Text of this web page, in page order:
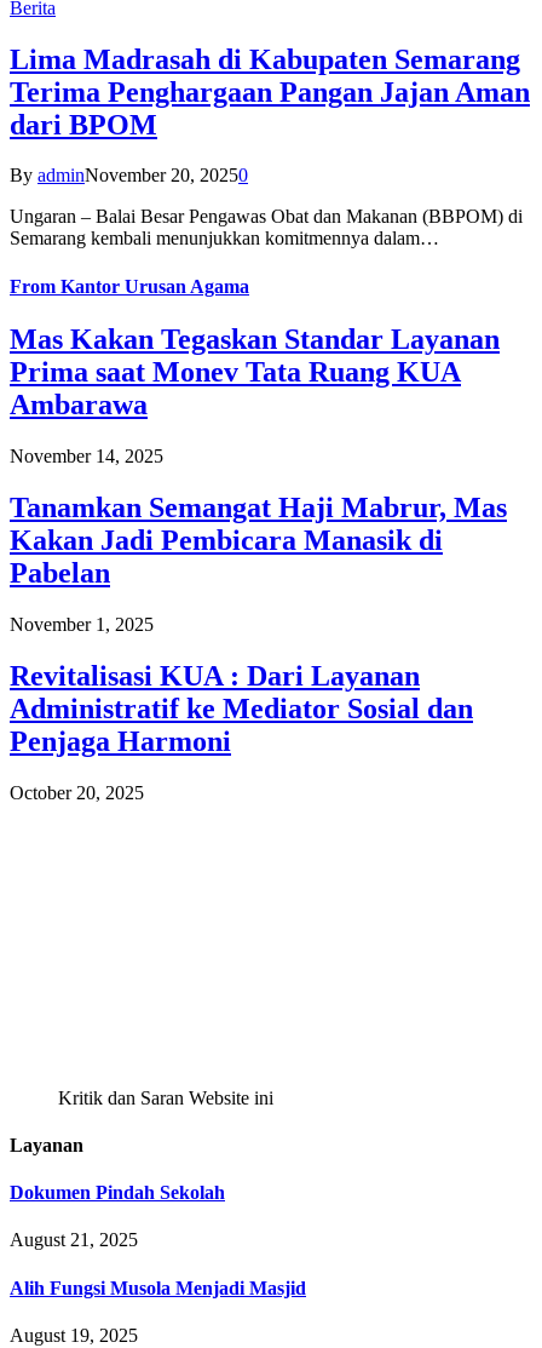
Berita
Lima Madrasah di Kabupaten Semarang
Terima Penghargaan Pangan Jajan Aman
dari BPOM
By adminNovember 20, 20250
Ungaran – Balai Besar Pengawas Obat dan Makanan (BBPOM) di
Semarang kembali menunjukkan komitmennya dalam…
From Kantor Urusan Agama
Mas Kakan Tegaskan Standar Layanan
Prima saat Monev Tata Ruang KUA
Ambarawa
November 14, 2025
Tanamkan Semangat Haji Mabrur, Mas
Kakan Jadi Pembicara Manasik di
Pabelan
November 1, 2025
Revitalisasi KUA : Dari Layanan
Administratif ke Mediator Sosial dan
Penjaga Harmoni
October 20, 2025
Kritik dan Saran Website ini
Layanan
Dokumen Pindah Sekolah
August 21, 2025
Alih Fungsi Musola Menjadi Masjid
August 19, 2025